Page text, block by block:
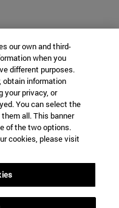
our own and third-
when you
different purposes.
obtain information
your privacy, or
You can select the
all. This banner
of the two options.
cookies, please visit